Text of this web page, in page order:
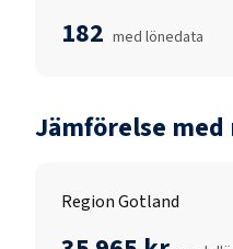
182 med lönedata
Jämförelse
Region Gotland